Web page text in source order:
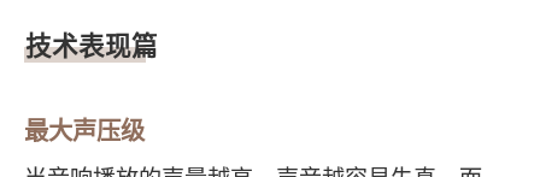
技术表现篇
最大声压级